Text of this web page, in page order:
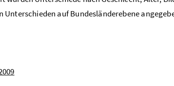
auf Bundesländerebene